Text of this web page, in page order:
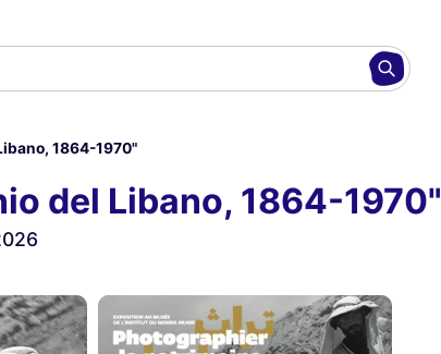
1864-1970"
del Libano, 1864-1970"